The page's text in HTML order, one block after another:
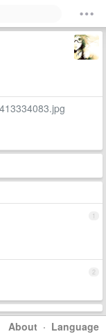
1
2
About · Language